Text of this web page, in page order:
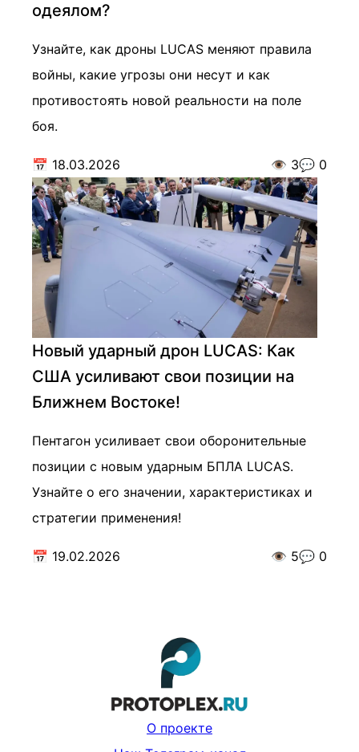
одеялом?
Узнайте, как дроны LUCAS меняют правила
войны, какие угрозы они несут и как
противостоять новой реальности на поле
боя.
📅 18.03.2026 👁️ 3💬 0
Новый ударный дрон LUCAS: Как
США усиливают свои позиции на
Ближнем Востоке!
Пентагон усиливает свои оборонительные
позиции с новым ударным БПЛА LUCAS.
Узнайте о его значении, характеристиках и
стратегии применения!
📅 19.02.2026 👁️ 5💬 0
О проекте